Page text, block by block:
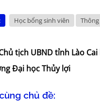
Học bổng sinh viên
tịch UBND tỉnh Lào
Đại học Thủy lợi
chủ đề: